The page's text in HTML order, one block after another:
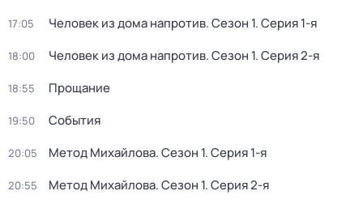
17:05 Человек из дома напротив. Сезон 1. Серия 1-я
18:00 Человек из дома напротив. Сезон 1. Серия 2-я
18:55 Прощание
19:50 События
20:05 Метод Михайлова. Сезон 1. Серия 1-я
20:55 Метод Михайлова. Сезон 1. Серия 2-я